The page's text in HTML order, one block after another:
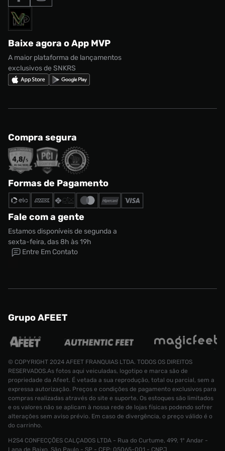
Tênis adidas Trx Vintage Masculino
Acessórios
Marcas
adidas Adi2000
adidas Campus
Nike Shox
Termos de uso
Política de privacidade
Regulamento CRM/ CASHBACK
Regulamento Cupom
Formas de Pagamento
Solicite seus dados
Baixe agora o App MVP
A maior plataforma de lançamentos
exclusivos de SNKRS
Compra segura
Formas de Pagamento
Fale com a gente
Estamos disponíveis de segunda a
sexta-feira, das 8h às 19h
Entre Em Contato
Grupo AFEET
© COPYRIGHT 2024 AFEET FRANQUIAS LTDA. TODOS OS DIREITOS
RESERVADOS.As fotos aqui veiculadas, logotipo e marca são de
propriedade da Afeet. É vetada a sua reprodução, total ou parcial, sem a
expressa autorização. Preços e condições de pagamento exclusivos para
compras realizadas através do site e suporte. Os estoques são limitados
e os valores não se aplicam à nossa rede de lojas físicas podendo sofrer
alterações sem aviso prévio. Em caso de divergência, o preço válido é o
do carrinho.
H2S4 CONFECÇÕES CALÇADOS LTDA - Rua do Curtume, 499, 1° Andar -
Lapa de Baixo, São Paulo - SP - CEP: 05065-001 - CNPJ